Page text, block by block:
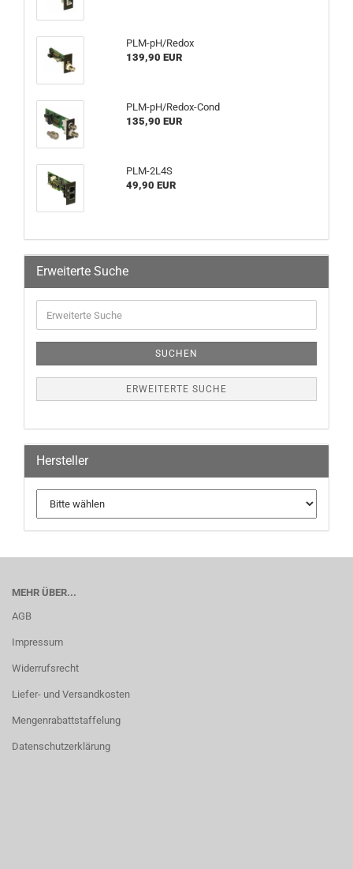
PLM-pH/Redox
139,90 EUR
PLM-pH/Redox-Cond
135,90 EUR
PLM-2L4S
49,90 EUR
Erweiterte Suche
SUCHEN
ERWEITERTE SUCHE
Hersteller
MEHR ÜBER...
AGB
Impressum
Widerrufsrecht
Liefer- und Versandkosten
Mengenrabattstaffelung
Datenschutzerklärung